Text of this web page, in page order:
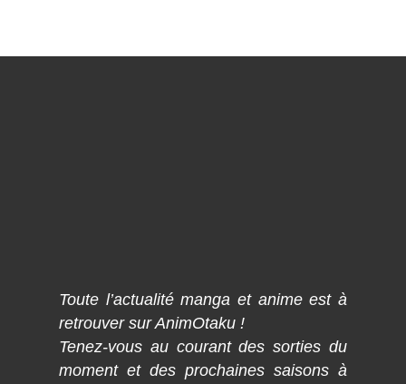
Toute l’actualité manga et anime est à
retrouver sur AnimOtaku !
Tenez-vous au courant des sorties du
moment et des prochaines saisons à